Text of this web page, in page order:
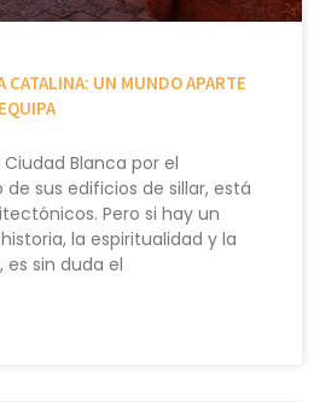
CATALINA: UN MUNDO APARTE
Blanca por el
sus edificios de sillar, está
Pero si hay un
la espiritualidad y la
sin duda el